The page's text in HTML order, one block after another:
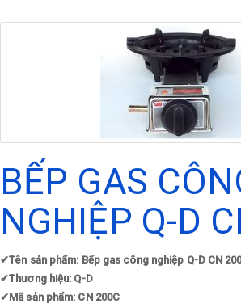
BẾP GAS
NGHIỆP Q-D
✔Tên sản phẩm: Bếp gas công nghiệp Q-D CN
✔Thương hiệu: Q-D
✔Mã sản phẩm: CN 200C